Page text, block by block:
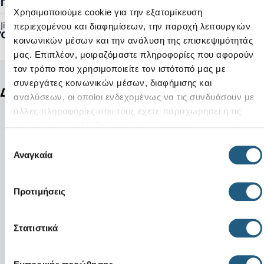
Χρησιμοποιούμε cookie για την εξατομίκευση
περιεχομένου και διαφημίσεων, την παροχή λειτουργιών
κοινωνικών μέσων και την ανάλυση της επισκεψιμότητάς
μας. Επιπλέον, μοιραζόμαστε πληροφορίες που αφορούν
τον τρόπο που χρησιμοποιείτε τον ιστότοπό μας με
συνεργάτες κοινωνικών μέσων, διαφήμισης και
αναλύσεων, οι οποίοι ενδεχομένως να τις συνδυάσουν με
άλλες πληροφορίες που τους έχετε παραχωρήσει ή τις
συγκατάθεσης
Αναγκαία
Προτιμήσεις
Στατιστικά
Jibbitz™ Ready:
Όχι
Δείτε ακόμη